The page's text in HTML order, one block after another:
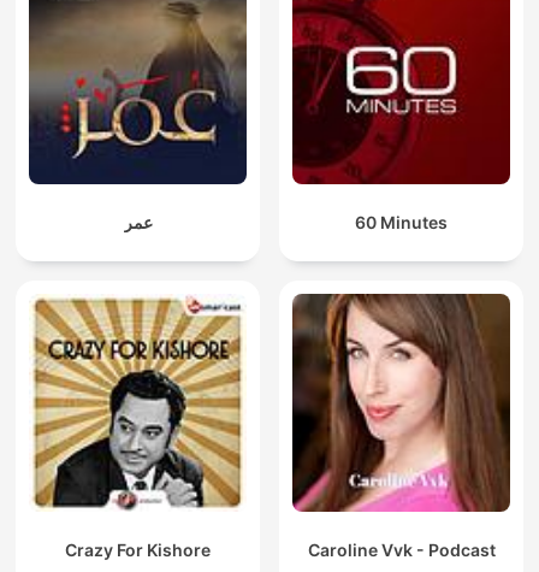
عمر 60 Minutes
Crazy For Kishore Caroline Vvk - Podcast